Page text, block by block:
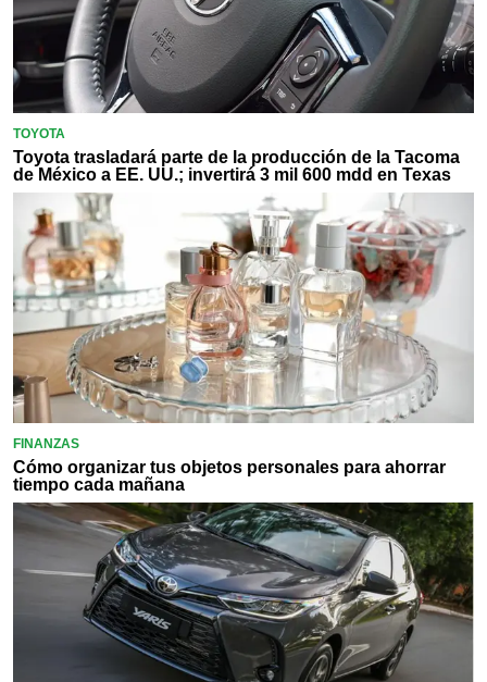
TOYOTA
Toyota trasladará parte de la producción de la Tacoma
de México a EE. UU.; invertirá 3 mil 600 mdd en Texas
FINANZAS
Cómo organizar tus objetos personales para ahorrar
tiempo cada mañana